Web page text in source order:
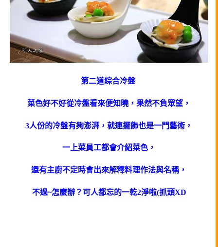
第二道綜合冷盤
菜色好不好從冷盤看來便知曉，果然不負眾望，
3人份的冷盤有夠澎湃，就連擺飾也是一門藝術，
一上菜員工都會介紹菜色，
還有主廚不定時會出來解釋料理作法與名稱，
不過~怎麼辦？可人都忘的一乾2淨啦(抓頭XD